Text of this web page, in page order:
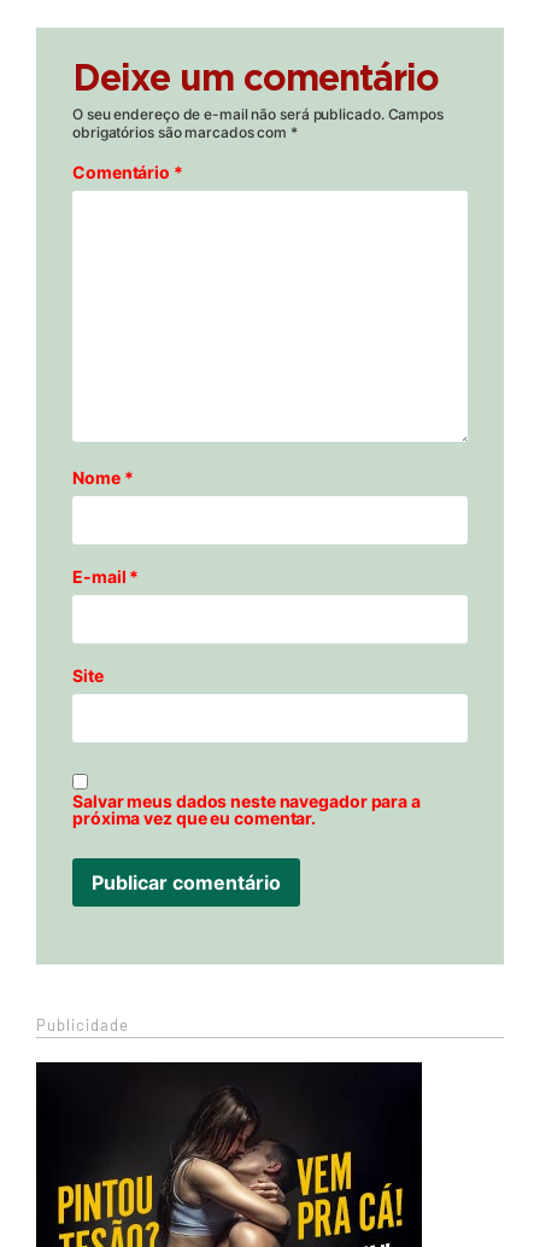
Deixe um comentário
O seu endereço de e-mail não será publicado. Campos
obrigatórios são marcados com *
Comentário *
Nome *
E-mail *
Site
Salvar meus dados neste navegador para a
próxima vez que eu comentar.
Publicidade